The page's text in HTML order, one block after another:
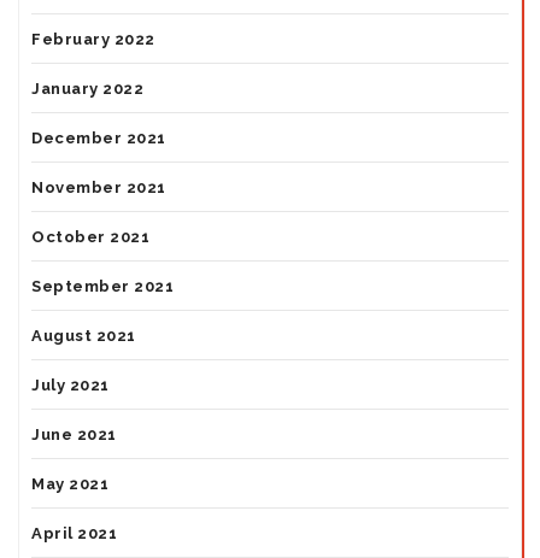
February 2022
January 2022
December 2021
November 2021
October 2021
September 2021
August 2021
July 2021
June 2021
May 2021
April 2021